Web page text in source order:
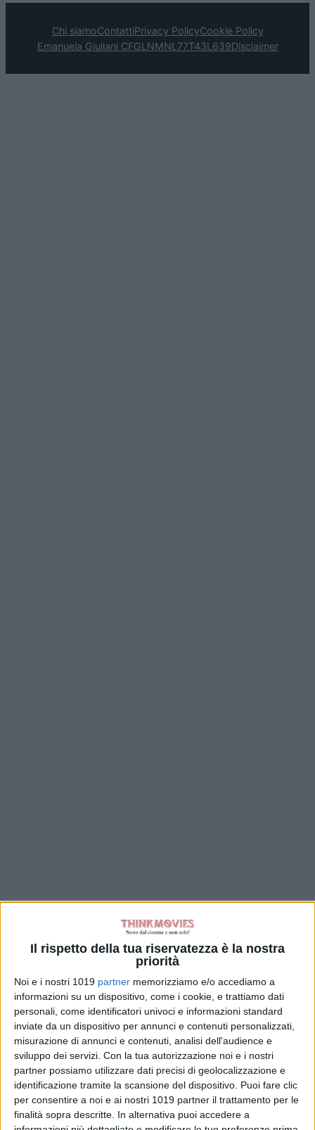
Il rispetto della tua riservatezza è la nostra
priorità
Noi e i nostri 1019 partner memorizziamo e/o accediamo a
informazioni su un dispositivo, come i cookie, e trattiamo dati
personali, come identificatori univoci e informazioni standard
inviate da un dispositivo per annunci e contenuti personalizzati,
misurazione di annunci e contenuti, analisi dell'audience e
sviluppo dei servizi. Con la tua autorizzazione noi e i nostri
partner possiamo utilizzare dati precisi di geolocalizzazione e
identificazione tramite la scansione del dispositivo. Puoi fare clic
per consentire a noi e ai nostri 1019 partner il trattamento per le
finalità sopra descritte. In alternativa puoi accedere a
Chi siamoContattiPrivacy PolicyCookie Policy
Emanuela Giuliani CFGLNMNL77T43L639Disclaimer